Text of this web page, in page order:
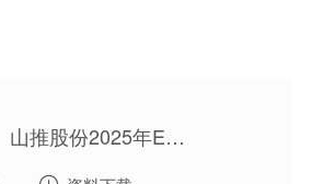
山推股份2025年ESG报告（英文）